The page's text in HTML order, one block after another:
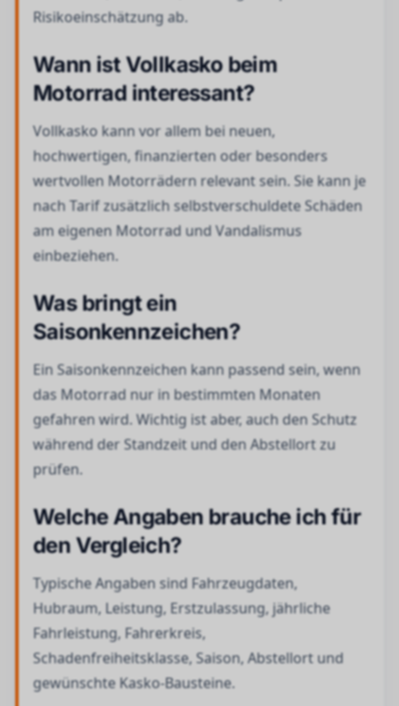
Risikoeinschätzung ab.
Wann ist Vollkasko beim
Motorrad interessant?
Vollkasko kann vor allem bei neuen,
hochwertigen, finanzierten oder besonders
wertvollen Motorrädern relevant sein. Sie kann je
nach Tarif zusätzlich selbstverschuldete Schäden
am eigenen Motorrad und Vandalismus
einbeziehen.
Was bringt ein
Saisonkennzeichen?
Ein Saisonkennzeichen kann passend sein, wenn
das Motorrad nur in bestimmten Monaten
gefahren wird. Wichtig ist aber, auch den Schutz
während der Standzeit und den Abstellort zu
prüfen.
Welche Angaben brauche ich für
den Vergleich?
Typische Angaben sind Fahrzeugdaten,
Hubraum, Leistung, Erstzulassung, jährliche
Fahrleistung, Fahrerkreis,
Schadenfreiheitsklasse, Saison, Abstellort und
gewünschte Kasko-Bausteine.